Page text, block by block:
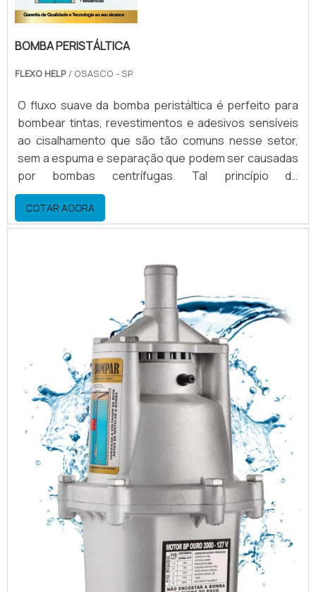
BOMBA PERISTÁLTICA
FLEXO HELP / OSASCO - SP
O fluxo suave da bomba peristáltica é perfeito para
bombear tintas, revestimentos e adesivos sensíveis
ao cisalhamento que são tão comuns nesse setor,
sem a espuma e separação que podem ser causadas
por bombas centrífugas. Tal princípio de
bombeamento confere grande força de sucção,
vencendo resistências, eliminando risco de “slip” de
produto. Assim, as bombas peristálticas apresentam
COTAR AGORA